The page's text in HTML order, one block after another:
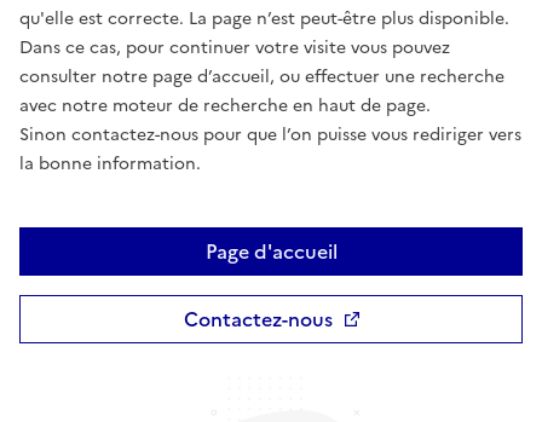
qu'elle est correcte. La page n’est peut-être plus disponible.
Dans ce cas, pour continuer votre visite vous pouvez
consulter notre page d’accueil, ou effectuer une recherche
avec notre moteur de recherche en haut de page.
Sinon contactez-nous pour que l’on puisse vous rediriger vers
la bonne information.
Page d'accueil
Contactez-nous